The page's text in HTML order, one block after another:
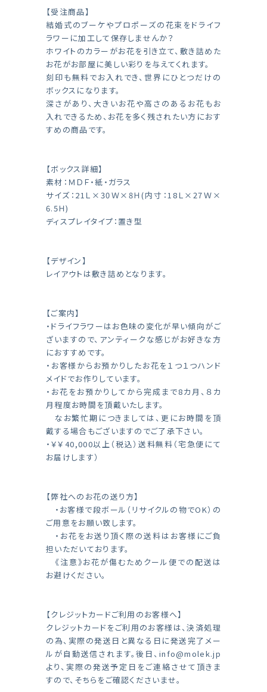
【受注商品】
結婚式のブーケやプロポーズの花束をドライフ
ラワーに加工して保存しませんか？
ホワイトのカラーがお花を引き立て、敷き詰めた
お花がお部屋に美しい彩りを与えてくれます。
刻印も無料でお入れでき、世界にひとつだけの
ボックスになります。
深さがあり、大きいお花や高さのあるお花もお
入れできるため、お花を多く残されたい方におす
すめの商品です。
【ボックス詳細】
素材：ＭＤＦ・紙・ガラス
サイズ：21Ｌ×30Ｗ×8Ｈ(内寸：18Ｌ×27Ｗ×
6.5Ｈ)
ディスプレイタイプ：置き型
【デザイン】
レイアウトは敷き詰めとなります。
【ご案内】
・ドライフラワーはお色味の変化が早い傾向がご
ざいますので、アンティークな感じがお好きな方
におすすめです。
・お客様からお預かりしたお花を１つ１つハンド
メイドでお作りしています。
・お花をお預かりしてから完成まで8カ月、８カ
月程度お時間を頂戴いたします。
なお繁忙期につきましては、更にお時間を頂
戴する場合もございますのでご了承下さい。
・￥￥40,000以上（税込）送料無料（宅急便にて
お届けします）
【弊社へのお花の送り方】
・お客様で段ボール（リサイクルの物でOK）の
ご用意をお願い致します。
・お花をお送り頂く際の送料はお客様にご負
担いただいております。
《注意》お花が傷むためクール便での配送は
お避けください。
【クレジットカードご利用のお客様へ】
クレジットカードをご利用のお客様は、決済処理
の為、実際の発送日と異なる日に発送完了メー
ルが自動送信されます。後日、 info@molek.jp
より、実際の発送予定日をご連絡させて頂きま
すので、そちらをご確認くださいませ。